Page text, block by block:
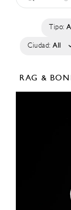
Tipo:
Ciudad: All
RAG &